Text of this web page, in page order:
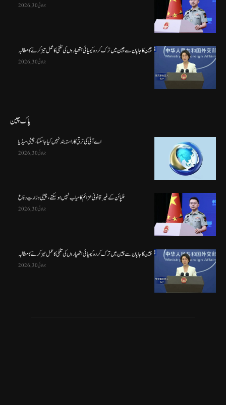
جولائی 30, 2026
چین کا جاپان سے چین میں ترک کردہ کیمیائی ہتھیاروں کی تلفی کا عمل تیز کرنے کا مطالبہ
جولائی 30, 2026
پاک چین
اے آئی کی ترقی کا راستہ بند نہیں کیا جا سکتا، چینی میڈیا
جولائی 30, 2026
فلپائن کے غیر قانونی عزائم کامیاب نہیں ہو سکتے ، چینی وزارتِ دفاع
جولائی 30, 2026
چین کا جاپان سے چین میں ترک کردہ کیمیائی ہتھیاروں کی تلفی کا عمل تیز کرنے کا مطالبہ
جولائی 30, 2026